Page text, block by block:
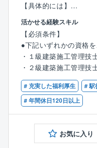
▼住宅の基本設計・間
コンセプトに基づき、
兼ね備えた基本設計と
お客様の動線や採光、
ランを提案。
▼見積作成
コスト管理を行い、お
が実現できるよう調整
▼プレゼン資料作成
テーション資料を作成
模型やパースを活用し
【具体的には】
■施工業者との打ち合わ
■大規模修繕/耐震補強
等
■完了報告書作成、安
※勤務地は長野営業所
工事作業所
※基本的に各現場への直
活かせる経験スキル
【必須条件】
●下記いずれかの資格
・１級建築施工管理技
・２級建築施工管理技
・一級建築士・二級建
# 充実した福利厚生
# 駅
# 年間休日120日以上
お気に入り